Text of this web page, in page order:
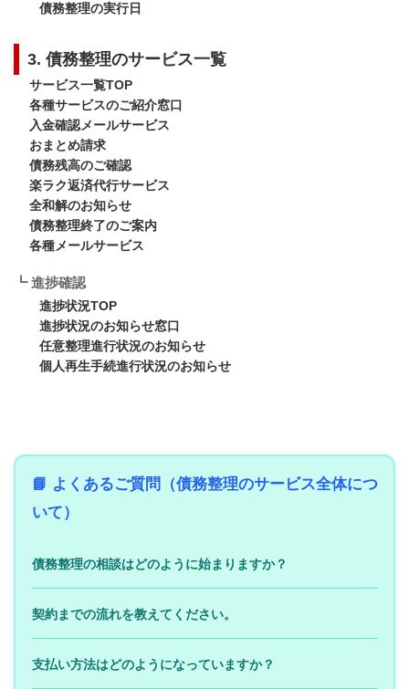
債務整理の実行日
3. 債務整理のサービス一覧
サービス一覧TOP
各種サービスのご紹介窓口
入金確認メールサービス
おまとめ請求
債務残高のご確認
楽ラク返済代行サービス
全和解のお知らせ
債務整理終了のご案内
各種メールサービス
┗ 進捗確認
進捗状況TOP
進捗状況のお知らせ窓口
任意整理進行状況のお知らせ
個人再生手続進行状況のお知らせ
📘 よくあるご質問（債務整理のサービス全体につ
いて）
債務整理の相談はどのように始まりますか？
契約までの流れを教えてください。
支払い方法はどのようになっていますか？